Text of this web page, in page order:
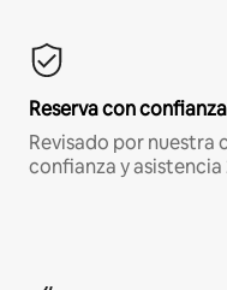
Reserva con confianza
Revisado por nuestra
confianza y